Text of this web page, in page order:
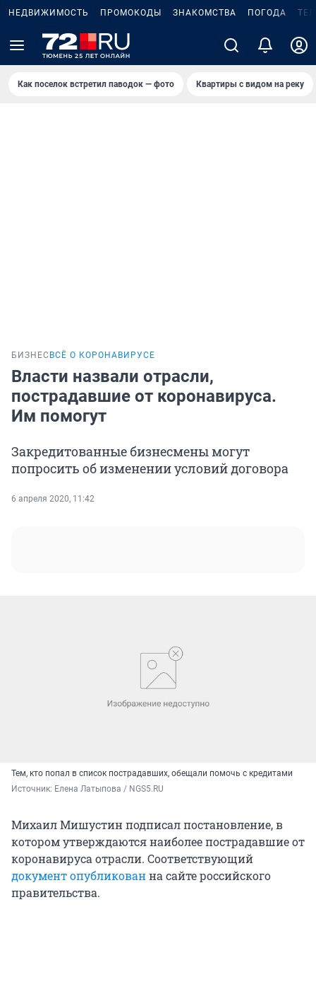
НЕДВИЖИМОСТЬ ПРОМОКОДЫ ЗНАКОМСТВА ПОГОДА
Как поселок встретил паводок — фото Квартиры с видом на реку
БИЗНЕС ВСЁ О КОРОНАВИРУСЕ
Власти назвали отрасли,
пострадавшие от коронавируса.
Им помогут
Закредитованные бизнесмены могут
попросить об изменении условий договора
6 апреля 2020, 11:42
Тем, кто попал в список пострадавших, обещали помочь с кредитами
Источник: Елена Латыпова / NGS5.RU
Михаил Мишустин подписал постановление, в
котором утверждаются наиболее пострадавшие от
коронавируса отрасли. Соответствующий
документ опубликованна сайте российского
правительства.